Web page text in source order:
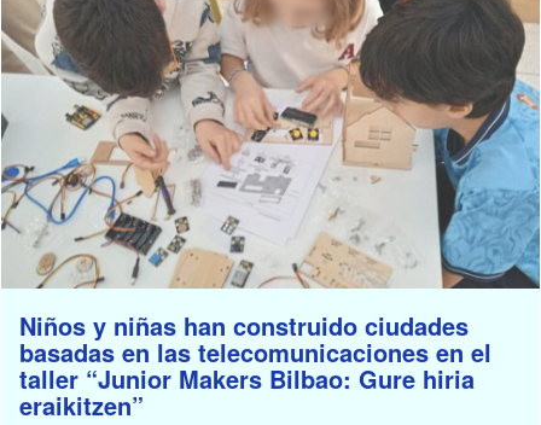
Niños y niñas han construido ciudades
basadas en las telecomunicaciones en el
taller “Junior Makers Bilbao: Gure hiria
eraikitzen”